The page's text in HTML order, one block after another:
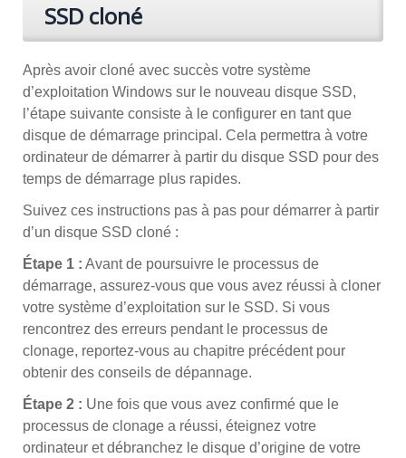
SSD cloné
Après avoir cloné avec succès votre système
d’exploitation Windows sur le nouveau disque SSD,
l’étape suivante consiste à le configurer en tant que
disque de démarrage principal. Cela permettra à votre
ordinateur de démarrer à partir du disque SSD pour des
temps de démarrage plus rapides.
Suivez ces instructions pas à pas pour démarrer à partir
d’un disque SSD cloné :
Étape 1 : Avant de poursuivre le processus de
démarrage, assurez-vous que vous avez réussi à cloner
votre système d’exploitation sur le SSD. Si vous
rencontrez des erreurs pendant le processus de
clonage, reportez-vous au chapitre précédent pour
obtenir des conseils de dépannage.
Étape 2 : Une fois que vous avez confirmé que le
processus de clonage a réussi, éteignez votre
ordinateur et débranchez le disque d’origine de votre